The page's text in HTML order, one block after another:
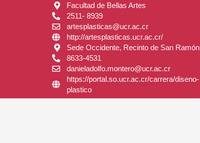
Facultad de Bellas Artes
2511- 8939
artesplasticas@ucr.ac.cr
http://artesplasticas.ucr.ac.cr/
Sede Occidente, Recinto de San Ramón
8633-4531
danieladolfo.montero@ucr.ac.cr
https://portal.so.ucr.ac.cr/carrera/diseno-
plastico